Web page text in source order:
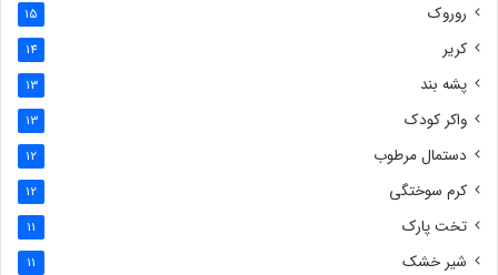
روروک 15
کریر 14
پشه بند 13
واکر کودک 13
دستمال مرطوب 12
کرم سوختگی 12
تخت پارک 11
شیر خشک 11